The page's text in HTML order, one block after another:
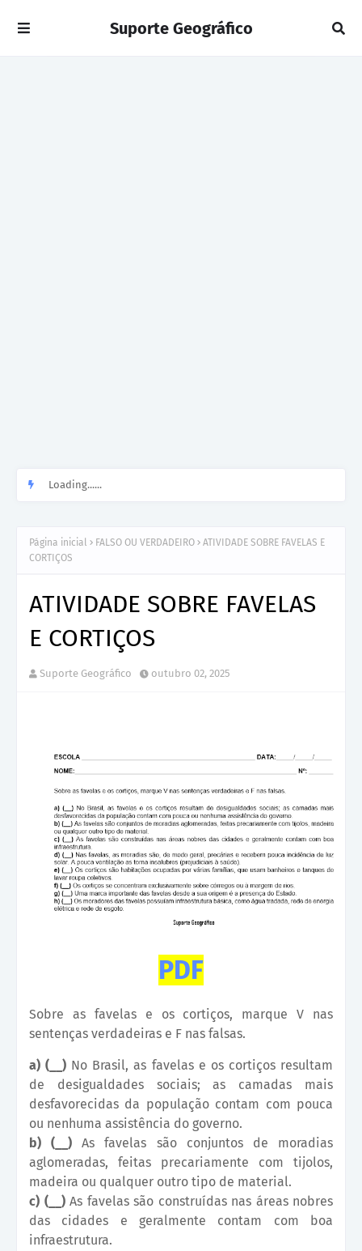
Suporte Geográfico
Loading......
Página inicial FALSO OU VERDADEIRO
ATIVIDADE SOBRE FAVELAS E
CORTIÇOS
ATIVIDADE SOBRE FAVELAS
E CORTIÇOS
Suporte Geográfico outubro 02, 2025
PDF
Sobre as favelas e os cortiços, marque V nas
sentenças verdadeiras e F nas falsas.
a) (__) No Brasil, as favelas e os cortiços resultam
de desigualdades sociais; as camadas mais
desfavorecidas da população contam com pouca
ou nenhuma assistência do governo.
b) (__) As favelas são conjuntos de moradias
aglomeradas, feitas precariamente com tijolos,
madeira ou qualquer outro tipo de material.
c) (__)As favelas são construídas nas áreas nobres
das cidades e geralmente contam com boa
infraestrutura.